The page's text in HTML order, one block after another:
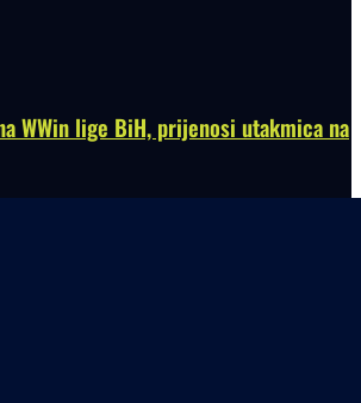
WWin lige BiH, prijenosi utakmica na